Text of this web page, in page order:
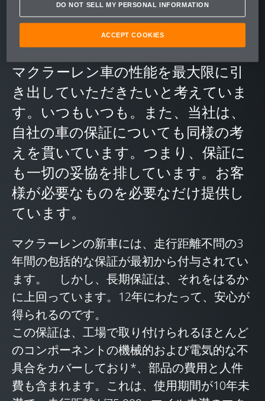
当社は、類を見ないようなドライビ
ング・エクスペリエンスを作り出し
ています。お客様には、ご自身の
マクラーレン車の性能を最大限に引
き出していただきたいと考えていま
す。いつもいつも。また、当社は、
自社の車の保証についても同様の考
えを貫いています。つまり、保証に
も一切の妥協を排しています。お客
様が必要なものを必要なだけ提供し
ています。
マクラーレンの新車には、走行距離不問の3
年間の包括的な保証が最初から付与されてい
ます。 しかし、長期保証は、それをはるか
に上回っています。12年にわたって、安心が
得られるのです。
この保証は、工場で取り付けられるほとんど
のコンポーネントの機械的および電気的な不
具合をカバーしており*、部品の費用と人件
費も含まれます。これは、使用期間が10年未
DO NOT SELL MY PERSONAL INFORMATION
ACCEPT COOKIES